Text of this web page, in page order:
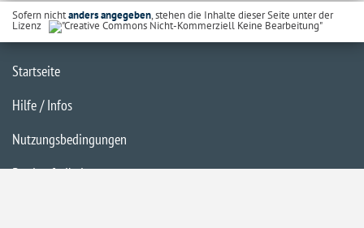
Sofern nichtanders angegeben, stehen die Inhalte dieser Seite unter der
Lizenz
Startseite
Hilfe / Infos
Nutzungsbedingungen
Barrierefreiheit